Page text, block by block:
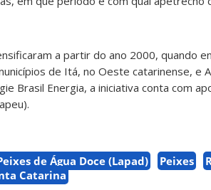
a partir do ano 2000, quando
de Itá, no Oeste catarinense, e
Brasil Energia, a iniciativa conta com
de Água Doce (Lapad) Peixes
Catarina